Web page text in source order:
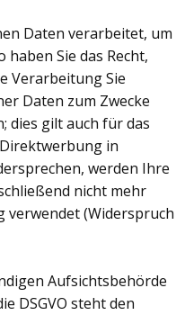
Daten verarbeitet, um
Sie das Recht,
Verarbeitung Sie
Daten zum Zwecke
dies gilt auch für das
in
werden Ihre
nicht mehr
verwendet (Widerspruch
Aufsichtsbehörde
DSGVO steht den